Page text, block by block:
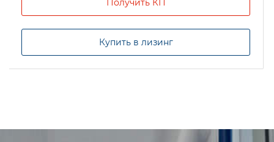
Получить КП
Купить в лизинг